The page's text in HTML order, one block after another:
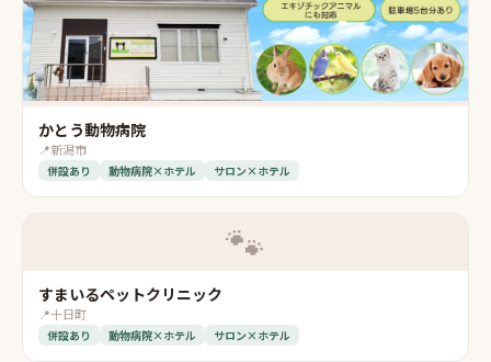
かとう動物病院
📍新潟市
併設あり 動物病院×ホテル サロン×ホテル
🐾
すまいるペットクリニック
📍十日町
併設あり 動物病院×ホテル サロン×ホテル